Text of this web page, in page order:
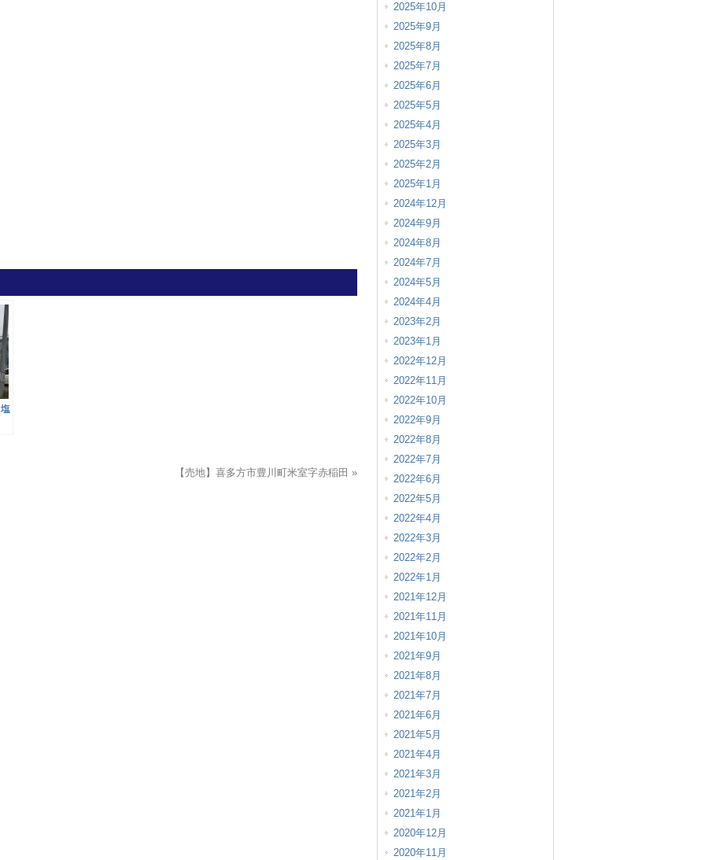
【売地】喜多方市豊川町米室字赤稲田 »
2025年10月
2025年9月
2025年8月
2025年7月
2025年6月
2025年5月
2025年4月
2025年3月
2025年2月
2025年1月
2024年12月
2024年9月
2024年8月
2024年7月
2024年5月
2024年4月
2023年2月
2023年1月
2022年12月
2022年11月
2022年10月
2022年9月
2022年8月
2022年7月
2022年6月
2022年5月
2022年4月
2022年3月
2022年2月
2022年1月
2021年12月
2021年11月
2021年10月
2021年9月
2021年8月
2021年7月
2021年6月
2021年5月
2021年4月
2021年3月
2021年2月
2021年1月
2020年12月
2020年11月